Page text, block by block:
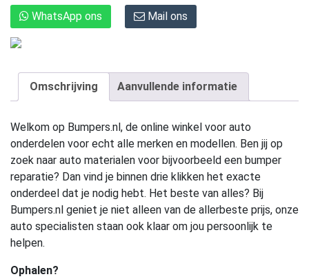
WhatsApp ons Mail ons
Omschrijving Aanvullende informatie
Welkom op Bumpers.nl, de online winkel voor auto
onderdelen voor echt alle merken en modellen. Ben jij op
zoek naar auto materialen voor bijvoorbeeld een bumper
reparatie? Dan vind je binnen drie klikken het exacte
onderdeel dat je nodig hebt. Het beste van alles? Bij
Bumpers.nl geniet je niet alleen van de allerbeste prijs, onze
auto specialisten staan ook klaar om jou persoonlijk te
helpen.
Ophalen?